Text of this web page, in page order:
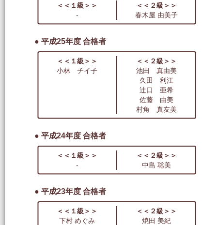
＜＜１級＞＞
＜＜２級＞＞
-
春木屋 由美子
● 平成25年度 合格者
＜＜１級＞＞
＜＜２級＞＞
小林 チイ子
池田 真由美
久田 利江
辻口 亜希
佐藤 由美
村角 真友美
● 平成24年度 合格者
＜＜１級＞＞
＜＜２級＞＞
-
中島 聡美
● 平成23年度 合格者
＜＜１級＞＞
＜＜２級＞＞
下村 めぐみ
焼田 美紀